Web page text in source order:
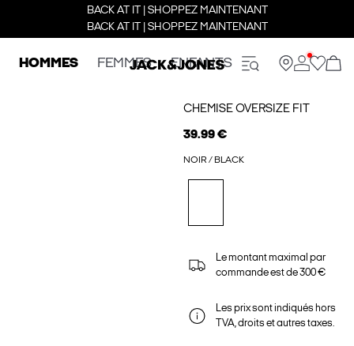
BACK AT IT | SHOPPEZ MAINTENANT
BACK AT IT | SHOPPEZ MAINTENANT
HOMMES FEMMES ENFANTS
CHEMISE OVERSIZE FIT
39.99 €
NOIR / BLACK
Le montant maximal par
commande est de 300 €
Les prix sont indiqués hors
TVA, droits et autres taxes.